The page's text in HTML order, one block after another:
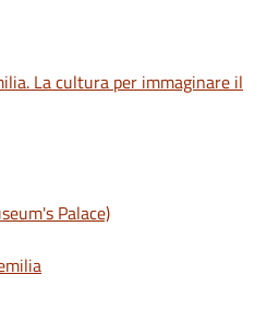
La cultura per immaginare il
Palace)